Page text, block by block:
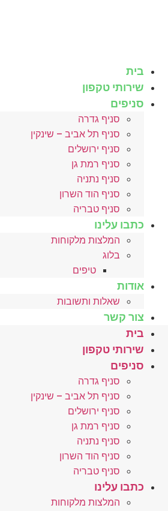
בית
שירותי טקפון
סניפים
סניף גדרה
סניף תל אביב – שינקין
סניף ירושלים
סניף רמת גן
סניף נתניה
סניף הוד השרון
סניף טבריה
כתבו עלינו
המלצות מלקוחות
בלוג
טיפים
אודות
שאלות ותשובות
צור קשר
בית
שירותי טקפון
סניפים
סניף גדרה
סניף תל אביב – שינקין
סניף ירושלים
סניף רמת גן
סניף נתניה
סניף הוד השרון
סניף טבריה
כתבו עלינו
המלצות מלקוחות